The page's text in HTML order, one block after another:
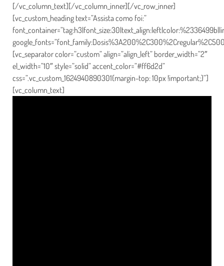
[/vc_column_text][/vc_column_inner][/vc_row_inner]
[vc_custom_heading text=”Assista como foi:”
[vc_separator color=”custom” align=”align_left” border_width=”2″
el_width=”10″ style=”solid” accent_color=”#ff6d2d”
css=”.vc_custom_1624940890301{margin-top: 10px !important;}”]
[vc_column_text]